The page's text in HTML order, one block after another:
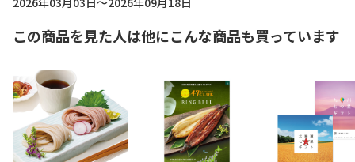
この商品を見た人は他にこんな商品も買っています